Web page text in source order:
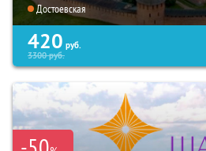
Достоевская
420 руб.
3300руб.